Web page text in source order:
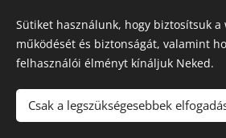
kérjük jelölje
Ön által kiválasztott
Sütiket használunk, hogy biztosítsuk
működését és biztonságát, valamint
felhasználói élményt kínáljuk Neked.
Csak a legszükségesebbek